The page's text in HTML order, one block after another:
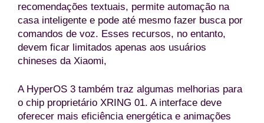
recomendações textuais, permite automação na
casa inteligente e pode até mesmo fazer busca por
comandos de voz. Esses recursos, no entanto,
devem ficar limitados apenas aos usuários
chineses da Xiaomi,
A HyperOS 3 também traz algumas melhorias para
o chip proprietário XRING 01. A interface deve
oferecer mais eficiência energética e animações